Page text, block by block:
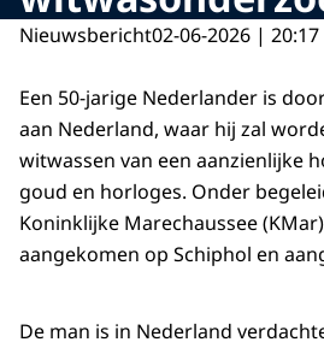
Nieuwsbericht02-06-2026 | 20:17
Een 50-jarige Nederlander is
aan Nederland, waar hij zal
witwassen van een aanzienlijke
goud en horloges. Onder
Koninklijke Marechaussee
aangekomen op Schiphol en
De man is in Nederland